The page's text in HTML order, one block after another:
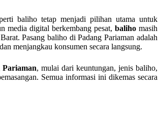
baliho tetap menjadi pilihan utama untuk
media digital berkembang pesat, balihomasih
Pasang baliho di Padang Pariaman adalah
menjangkau konsumen secara langsung.
Pariaman, mulai dari keuntungan, jenis baliho,
Semua informasi ini dikemas secara